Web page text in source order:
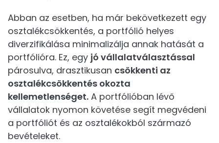
Abban az esetben, ha már bekövetkezett egy
osztalékcsökkentés, a portfólió helyes
diverzifikálása minimalizálja annak hatását a
portfólióra. Ez, egy jó vállalatválasztással
párosulva, drasztikusan csökkenti az
osztalékcsökkentés okozta
kellemetlenséget. A portfólióban lévő
vállalatok nyomon követése segít megvédeni
a portfóliót és az osztalékokból származó
bevételeket.